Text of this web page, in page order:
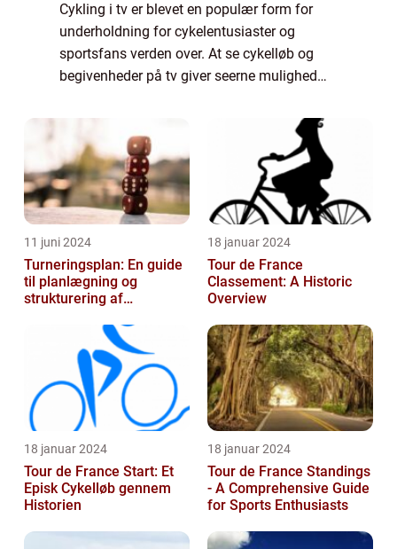
Cykling i tv er blevet en populær form for
underholdning for cykelentusiaster og
sportsfans verden over. At se cykelløb og
begivenheder på tv giver seerne mulighed
adrenalinrushet ved disse arrangementer
uden selv at være ...
11 juni 2024
Turneringsplan: En guide
til planlægning og
strukturering af
18 januar 2024
Tour de France
Classement: A Historic
Overview
18 januar 2024
Tour de France Start: Et
Episk Cykelløb gennem
Historien
18 januar 2024
Tour de France Standings
- A Comprehensive Guide
for Sports Enthusiasts